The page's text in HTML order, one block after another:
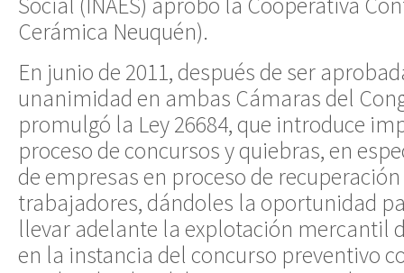
Cerámica Neuquén).
En junio de 2011, después de ser
unanimidad en ambas Cámaras del
promulgó la Ley 26684, que introduce
proceso de concursos y quiebras, en
de empresas en proceso de
trabajadores, dándoles la oportunidad
llevar adelante la explotación mercantil
en la instancia del concurso preventivo